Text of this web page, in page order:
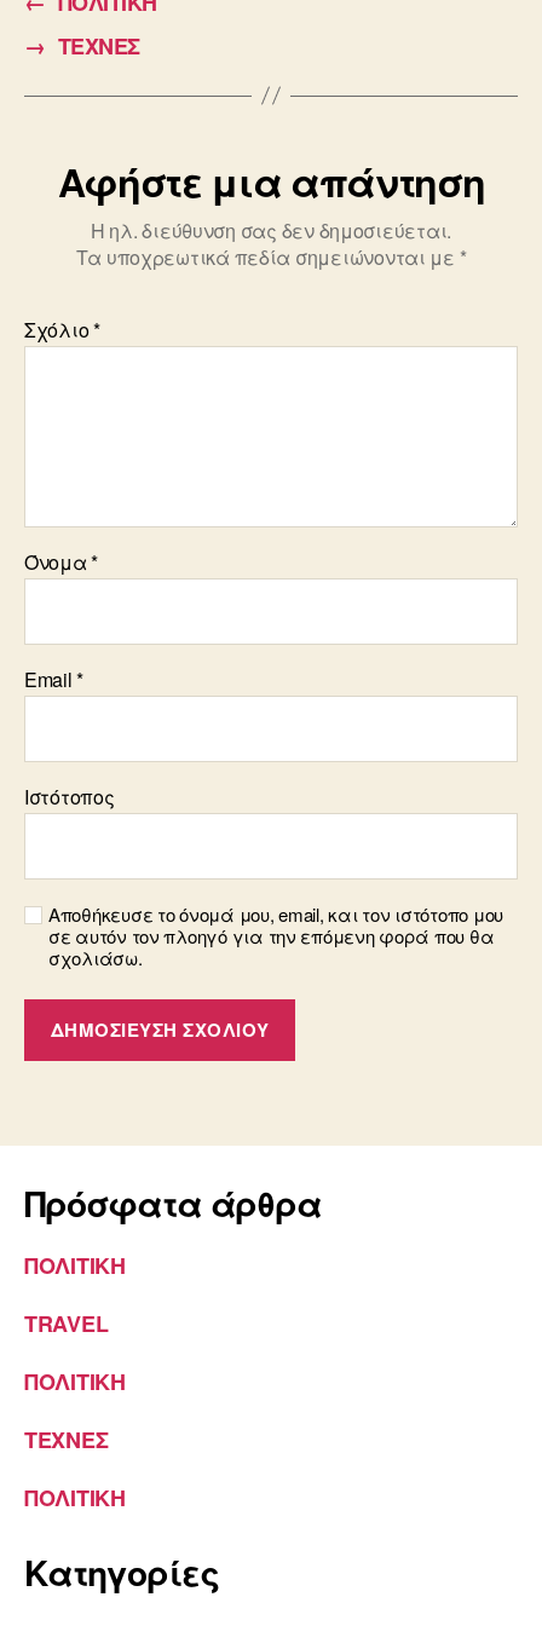
b
o
o
→ ΤΕΧΝΕΣ
Αφήστε μια απάντηση
Η ηλ. διεύθυνση σας δεν δημοσιεύεται.
Τα υποχρεωτικά πεδία σημειώνονται με *
Σχόλιο*
Όνομα*
Email*
Ιστότοπος
Αποθήκευσε το όνομά μου, email, και τον ιστότοπο μου
σε αυτόν τον πλοηγό για την επόμενη φορά που θα
σχολιάσω.
Πρόσφατα άρθρα
ΠΟΛΙΤΙΚΗ
TRAVEL
ΠΟΛΙΤΙΚΗ
ΤΕΧΝΕΣ
ΠΟΛΙΤΙΚΗ
Kατηγορίες